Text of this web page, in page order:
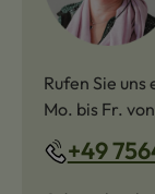
Rufen Sie uns
Mo. bis Fr.
+49